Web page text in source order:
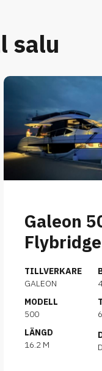
salu
Galeon
Flybridge
TILLVERKARE
GALEON
MODELL
500
LÄNGD
16.2 M